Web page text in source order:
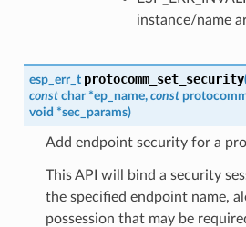
instance/name
esp_err_t protocomm_set_security
const char *ep_name, const
void *sec_params)
Add endpoint security for a
This API will bind a security
the specified endpoint name,
possession that may be